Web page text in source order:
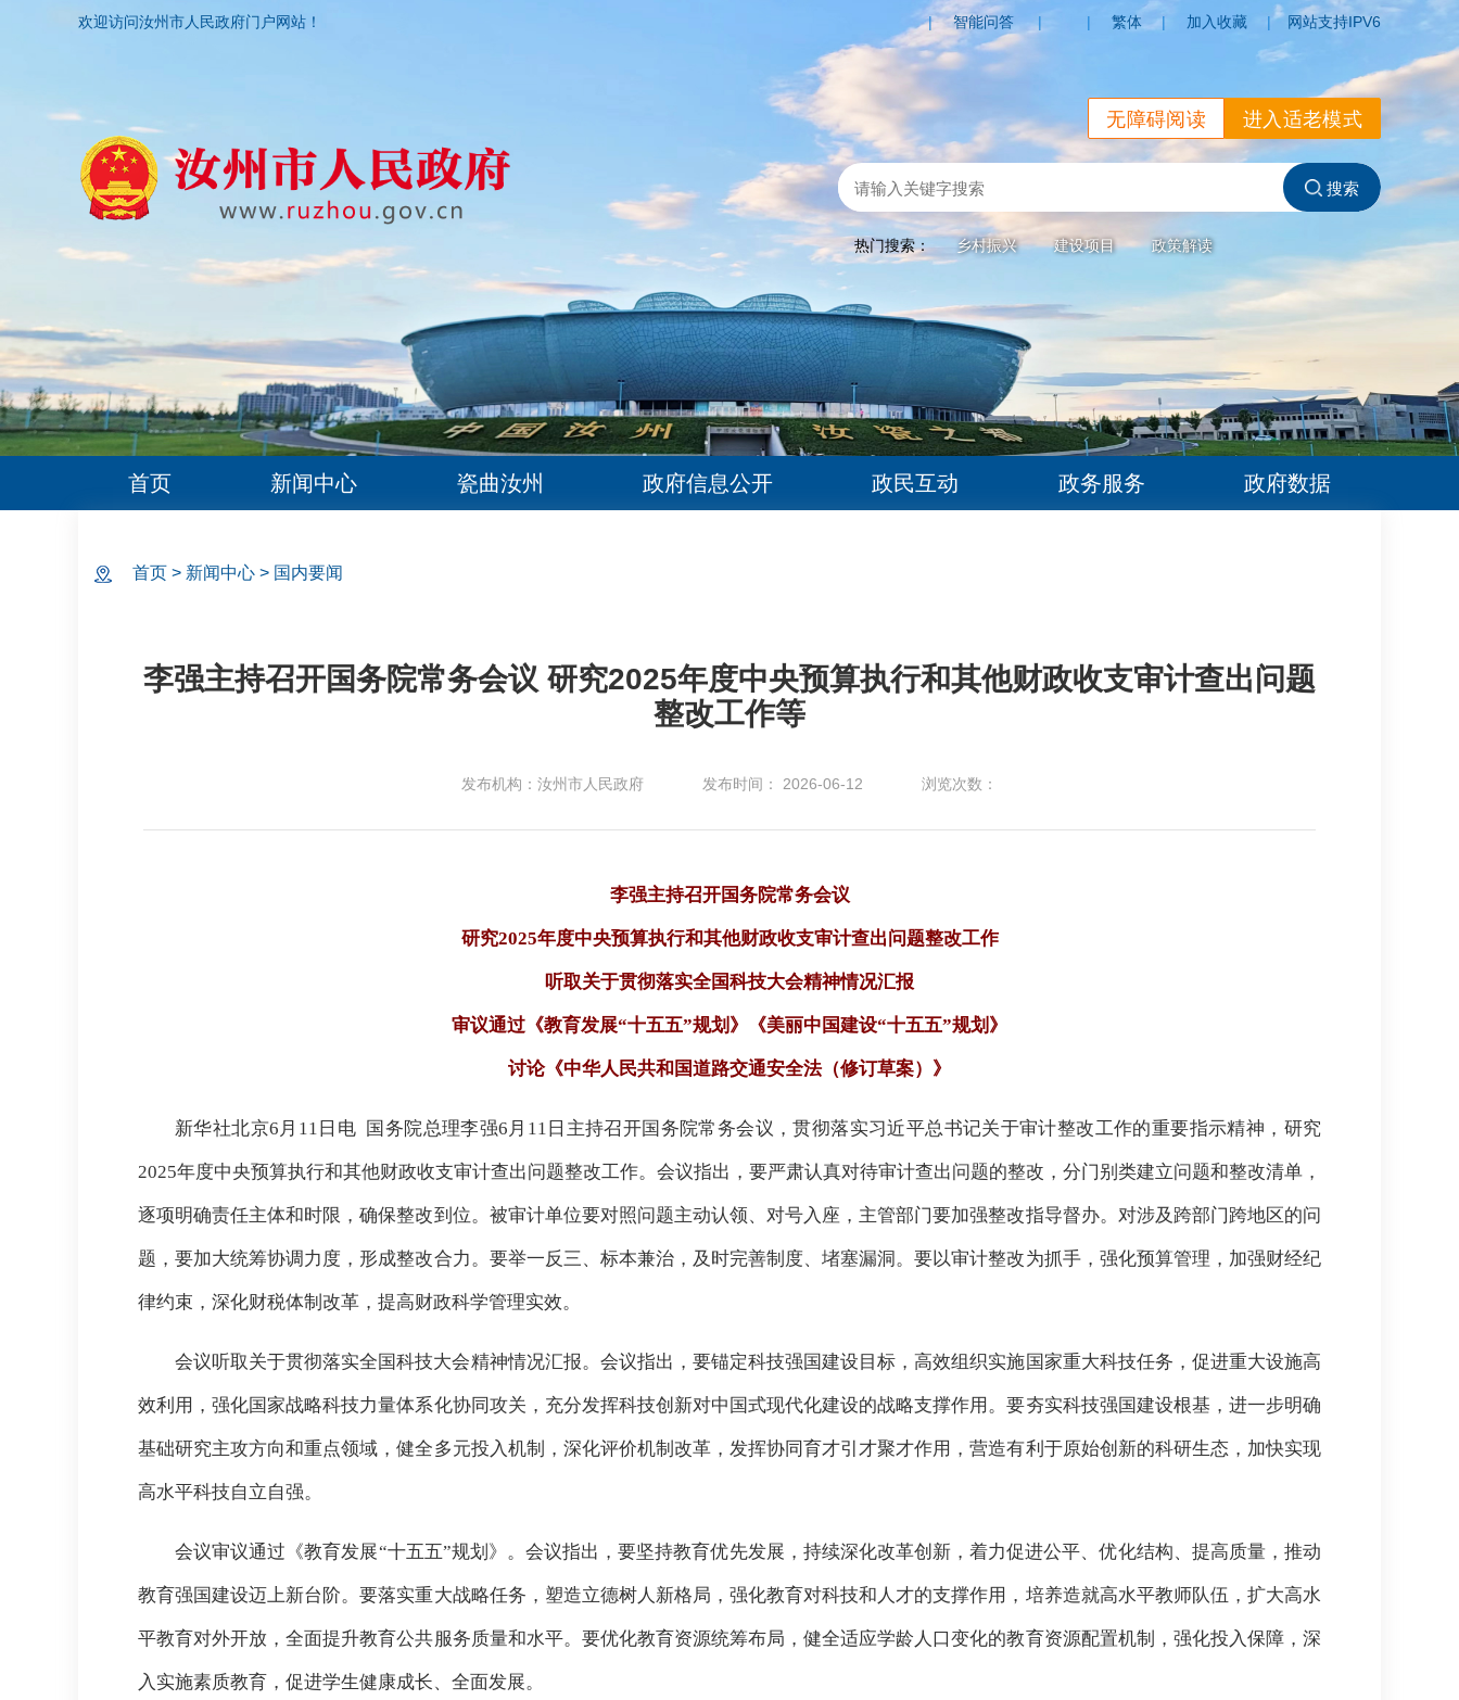
欢迎访问汝州市人民政府门户网站！ | 智能问答 | | 繁体 | 加入收藏 | 网站支持IPV6
进入适老模式
无障碍阅读
热门搜索： 乡村振兴 建设项目 政策解读
首页 新闻中心 瓷曲汝州 政府信息公开 政民互动 政务服务 政府数据
首页 > 新闻中心 > 国内要闻
李强主持召开国务院常务会议 研究2025年度中央预算执行和其他财政收支审计查出问题
整改工作等
发布机构：汝州市人民政府 发布时间： 2026-06-12 浏览次数：
李强主持召开国务院常务会议
研究2025年度中央预算执行和其他财政收支审计查出问题整改工作
听取关于贯彻落实全国科技大会精神情况汇报
审议通过《教育发展“十五五”规划》《美丽中国建设“十五五”规划》
讨论《中华人民共和国道路交通安全法（修订草案）》
新华社北京6月11日电 国务院总理李强6月11日主持召开国务院常务会议，贯彻落实习近平总书记关于审计整改工作的重要指示精神，研究
2025年度中央预算执行和其他财政收支审计查出问题整改工作。会议指出，要严肃认真对待审计查出问题的整改，分门别类建立问题和整改清单，
逐项明确责任主体和时限，确保整改到位。被审计单位要对照问题主动认领、对号入座，主管部门要加强整改指导督办。对涉及跨部门跨地区的问
题，要加大统筹协调力度，形成整改合力。要举一反三、标本兼治，及时完善制度、堵塞漏洞。要以审计整改为抓手，强化预算管理，加强财经纪
律约束，深化财税体制改革，提高财政科学管理实效。
会议听取关于贯彻落实全国科技大会精神情况汇报。会议指出，要锚定科技强国建设目标，高效组织实施国家重大科技任务，促进重大设施高
效利用，强化国家战略科技力量体系化协同攻关，充分发挥科技创新对中国式现代化建设的战略支撑作用。要夯实科技强国建设根基，进一步明确
基础研究主攻方向和重点领域，健全多元投入机制，深化评价机制改革，发挥协同育才引才聚才作用，营造有利于原始创新的科研生态，加快实现
高水平科技自立自强。
会议审议通过《教育发展“十五五”规划》。会议指出，要坚持教育优先发展，持续深化改革创新，着力促进公平、优化结构、提高质量，推动
教育强国建设迈上新台阶。要落实重大战略任务，塑造立德树人新格局，强化教育对科技和人才的支撑作用，培养造就高水平教师队伍，扩大高水
平教育对外开放，全面提升教育公共服务质量和水平。要优化教育资源统筹布局，健全适应学龄人口变化的教育资源配置机制，强化投入保障，深
入实施素质教育，促进学生健康成长、全面发展。